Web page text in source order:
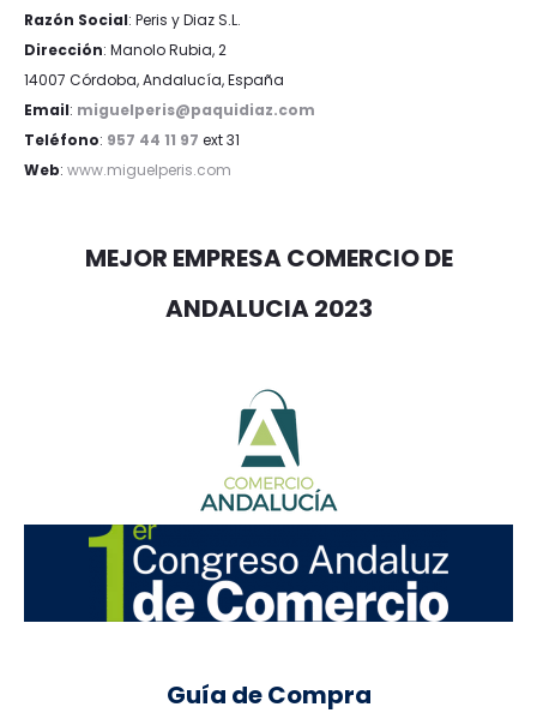
Razón Social: Peris y Diaz S.L.
Dirección: Manolo Rubia, 2
14007 Córdoba, Andalucía, España
Email: miguelperis@paquidiaz.com
Teléfono: 957 44 11 97 ext 31
Web: www.miguelperis.com
MEJOR EMPRESA COMERCIO DE
ANDALUCIA 2023
Guía de Compra